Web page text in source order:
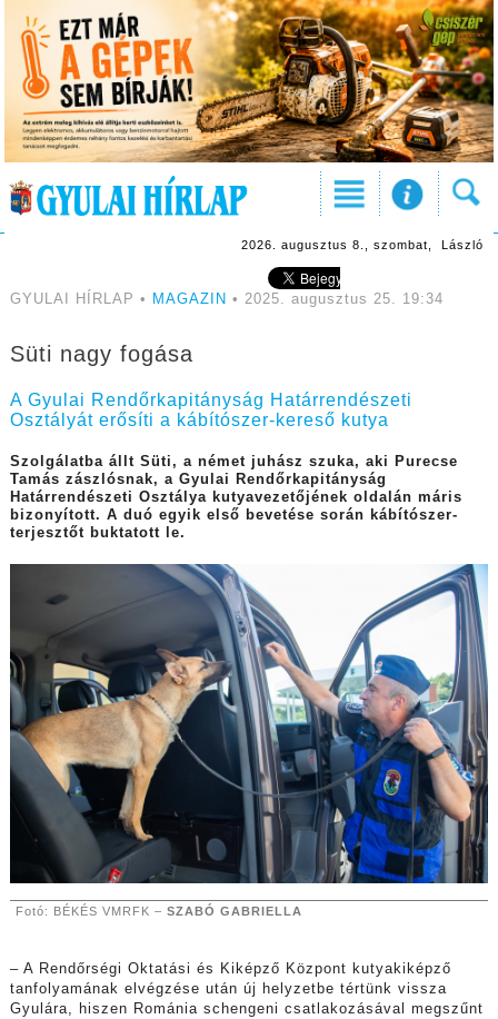
2026. augusztus 8., szombat, László
GYULAI HÍRLAP • MAGAZIN • 2025. augusztus 25. 19:34
Süti nagy fogása
A Gyulai Rendőrkapitányság Határrendészeti
Osztályát erősíti a kábítószer-kereső kutya
Szolgálatba állt Süti, a német juhász szuka, aki Purecse
Tamás zászlósnak, a Gyulai Rendőrkapitányság
Határrendészeti Osztálya kutyavezetőjének oldalán máris
bizonyított. A duó egyik első bevetése során kábítószer-
terjesztőt buktatott le.
Fotó: BÉKÉS VMRFK – SZABÓ GABRIELLA
– A Rendőrségi Oktatási és Kiképző Központ kutyakiképző
tanfolyamának elvégzése után új helyzetbe tértünk vissza
Gyulára, hiszen Románia schengeni csatlakozásával megszűnt